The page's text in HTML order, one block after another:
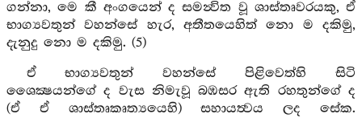
ගන්නා, මෙ කී අංගයෙන් ද සමන්‍විත වූ ශාස්තෘවරයකු, ඒ
භාග්‍යවතුන් වහන්සේ හැර, අතීතයෙහිත් නො ම දකිමු,
දැනුදු නො ම දකිමු. (5)
ඒ භාග්‍යවතුන් වහන්සේ පිළිවෙත්හි සිටි
ශෛක්‍ෂයන්ගේ ද වැස නිමැවූ බඹසර ඇති රහතුන්ගේ ද
(ඒ ඒ ශාස්තෘකෘත්‍යයෙහි) සහායත්‍වය ලද සේක.